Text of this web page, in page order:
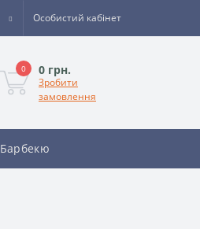
Особистий кабінет
0 0 грн.
Зробити
замовлення
Барбекю